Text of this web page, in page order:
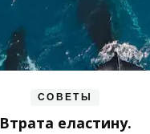
СОВЕТЫ
Втрата еластину.